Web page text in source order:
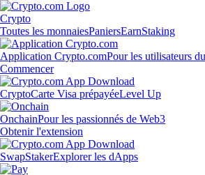
Crypto
Toutes les monnaiesPaniersEarnStaking
Application Crypto.comPour les utilisateurs
Commencer
CryptoCarte Visa prépayéeLevel Up
OnchainPour les passionnés de Web3
Obtenir l'extension
SwapStakerExplorer les dApps